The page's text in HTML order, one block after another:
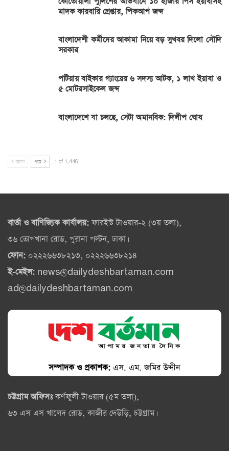
মাদক কারবারি গ্রেপ্তার, পিকআপ জব্দ
বাংলাদেশী কর্মীদের আকামা নিয়ে বড় সুখবর দিলো সৌদি
সরকার
পটিয়ায় বাইকার গ্যাংয়ের ৬ সদস্য আটক, ১ লাখ ইয়াবা ও
৫ মোটরসাইকেল জব্দ
বাংলাদেশে যা চলছে, সেটা অমানবিক: দিলীপ ঘোষ
আগে পরে 1 of 1,446
বার্তা ও বাণিজ্যিক কার্যালয়:ফারইস্ট টাওয়ার-২ (৩য় তলা),
৩৬ তোপখানা রোড, পুরানা পল্টন, ঢাকা।
ফোন: ০২২২৬৬৩৮২১৩, ০২২২৬৬৩৮২১৪
ই-মেইল: news@dailydeshbartaman.com
ad@dailydeshbartaman.com
সম্পাদক ও প্রকাশক: এস. এম. জমির উদ্দীন
চট্টগ্রাম অফিসঃকর্ণফুলী টাওয়ার (৫ম তলা),
৬৩ এস এস খালেদ রোড, কাজীর দেউড়ি, চট্টগ্রাম।